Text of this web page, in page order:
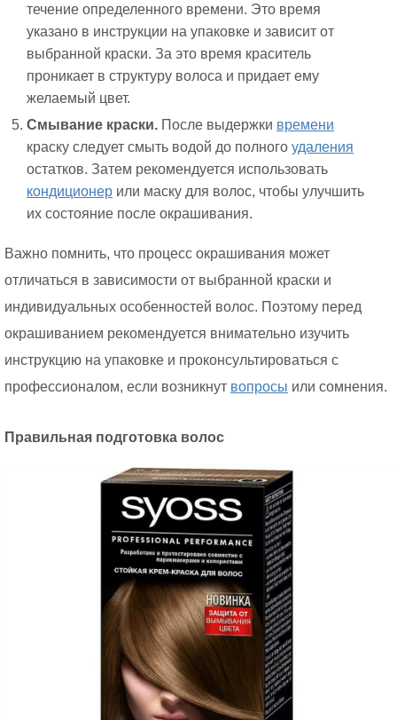
течение определенного времени. Это время
указано в инструкции на упаковке и зависит от
выбранной краски. За это время краситель
проникает в структуру волоса и придает ему
желаемый цвет.
Смывание краски. После выдержки времени
краску следует смыть водой до полного удаления
остатков. Затем рекомендуется использовать
кондиционер или маску для волос, чтобы улучшить
их состояние после окрашивания.
Важно помнить, что процесс окрашивания может
отличаться в зависимости от выбранной краски и
индивидуальных особенностей волос. Поэтому перед
окрашиванием рекомендуется внимательно изучить
инструкцию на упаковке и проконсультироваться с
профессионалом, если возникнут вопросы или сомнения.
Правильная подготовка волос